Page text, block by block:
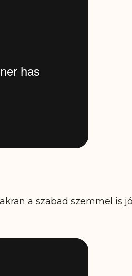
a szabad szemmel is